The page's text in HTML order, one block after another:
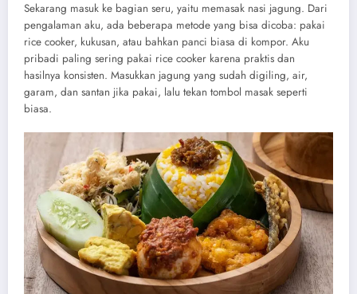
Sekarang masuk ke bagian seru, yaitu memasak nasi jagung. Dari
pengalaman aku, ada beberapa metode yang bisa dicoba: pakai
rice cooker, kukusan, atau bahkan panci biasa di kompor. Aku
pribadi paling sering pakai rice cooker karena praktis dan
hasilnya konsisten. Masukkan jagung yang sudah digiling, air,
garam, dan santan jika pakai, lalu tekan tombol masak seperti
biasa.